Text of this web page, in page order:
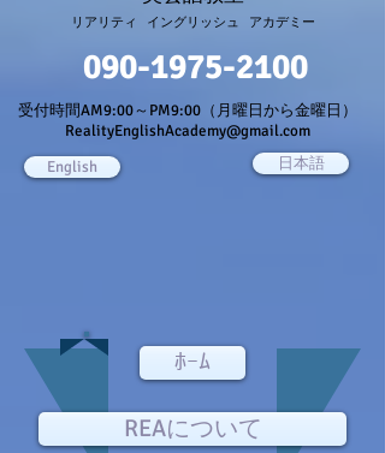
リアリティ イングリッシュ アカデミー
090-1975-2100
受付時間AM9:00～PM9:00（月曜日から金曜日）
RealityEnglishAcademy@gmail.com
English
日本語
ﾎｰﾑ
REAについて